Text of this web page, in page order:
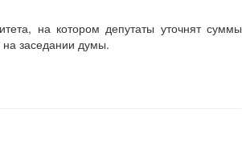
на котором депутаты уточнят суммы
заседании думы.